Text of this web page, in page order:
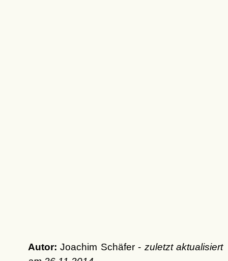
Autor: Joachim Schäfer - zuletzt aktualisiert